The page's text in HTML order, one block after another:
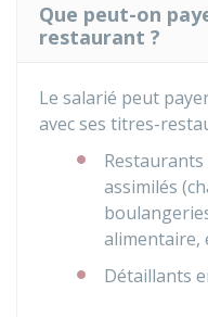
Que peut-on
restaurant ?
Le salarié peut
avec ses titres-
assimilés
alimentaire,
Détaillants